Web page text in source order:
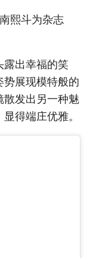
熙斗为杂志
露出幸福的笑
展现模特般的
散发出另一种魅
得端庄优雅。